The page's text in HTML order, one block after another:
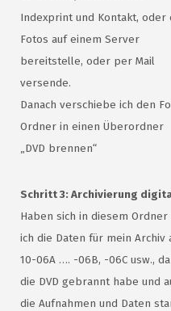
Indexprint und Kontakt, oder
Fotos auf einem Server
bereitstelle, oder per Mail
versende.
Danach verschiebe ich den
Ordner in einen Überordner
„DVD brennen“
Schritt 3: Archivierung
Haben sich in diesem
ich die Daten für mein Archiv
10-06A …. -06B, -06C usw.,
die DVD gebrannt habe und
die Aufnahmen und Daten